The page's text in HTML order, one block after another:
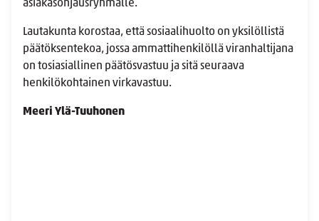
asiakasohjausryhmälle.
Lautakunta korostaa, että sosiaalihuolto on yksilöllistä
päätöksentekoa, jossa ammattihenkilöllä viranhaltijana
on tosiasiallinen päätösvastuu ja sitä seuraava
henkilökohtainen virkavastuu.
Meeri Ylä-Tuuhonen